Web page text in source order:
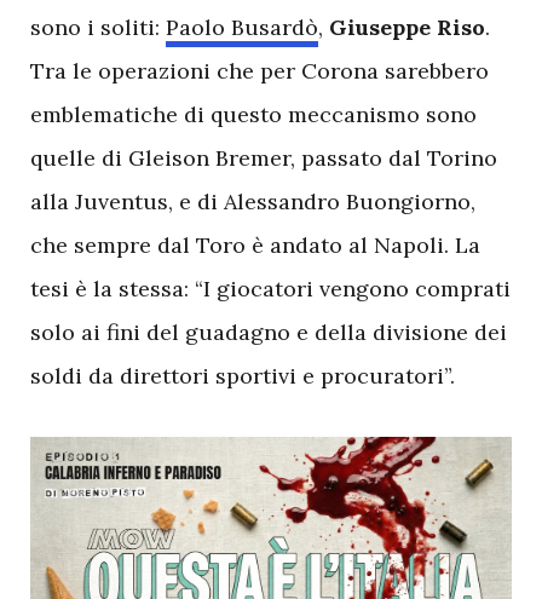
sono i soliti: Paolo Busardò, Giuseppe Riso.
Tra le operazioni che per Corona sarebbero
emblematiche di questo meccanismo sono
quelle di Gleison Bremer, passato dal Torino
alla Juventus, e di Alessandro Buongiorno,
che sempre dal Toro è andato al Napoli. La
tesi è la stessa: “I giocatori vengono comprati
solo ai fini del guadagno e della divisione dei
soldi da direttori sportivi e procuratori”.